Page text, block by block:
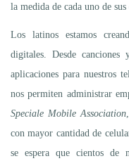
la medida de cada uno de sus
Los latinos estamos
digitales. Desde canciones
aplicaciones para nuestros
nos permiten administrar
Speciale Mobile Association
con mayor cantidad de
se espera que cientos de